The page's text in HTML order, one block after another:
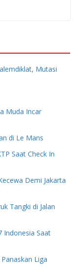
Mutasi
Muda Incar
di Le Mans
Saat Check In
Demi Jakarta
Tangki di Jalan
Indonesia Saat
Liga